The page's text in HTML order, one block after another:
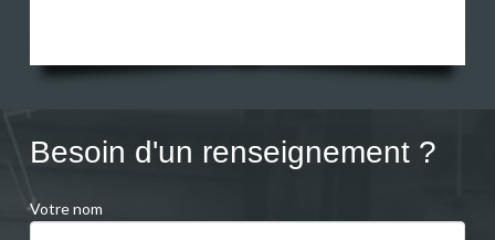
Besoin d'un renseignement ?
Votre nom